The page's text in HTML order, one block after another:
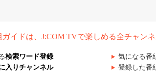
ガイドは、J:COM TVで楽しめる全チャン
検索ワード登録 気になる番
入りチャンネル 登録した番